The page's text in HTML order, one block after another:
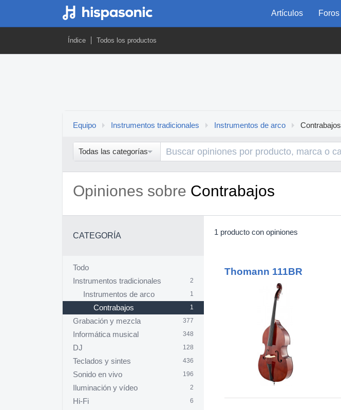
Artículos Foros
Índice Todos los productos
Equipo Instrumentos tradicionales Instrumentos de arco Contrabajos
Todas las categorías
Opiniones sobre Contrabajos
1 producto con opiniones
Thomann 111BR
CATEGORÍA
Todo
2
Instrumentos tradicionales
1
Instrumentos de arco
1
Contrabajos
377
Grabación y mezcla
348
Informática musical
128
DJ
436
Teclados y sintes
196
Sonido en vivo
2
Iluminación y vídeo
6
Hi-Fi